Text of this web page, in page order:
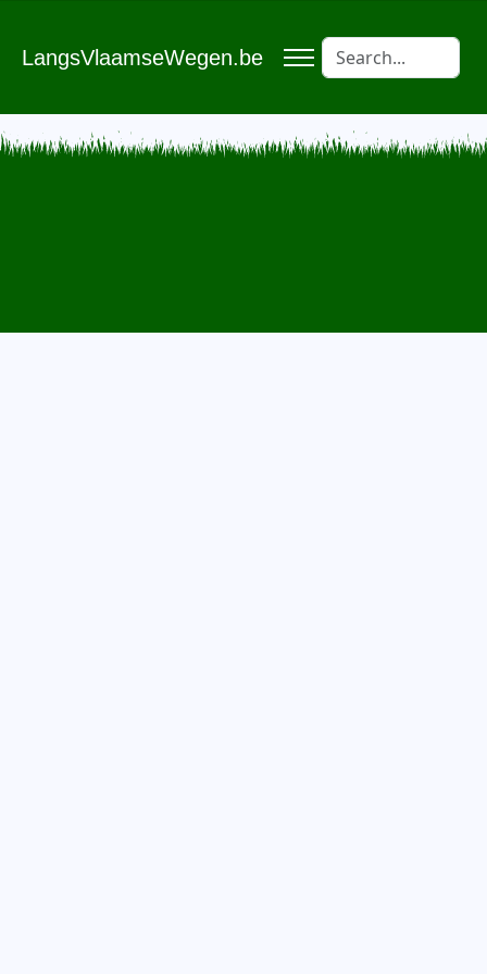
LangsVlaamseWegen.be